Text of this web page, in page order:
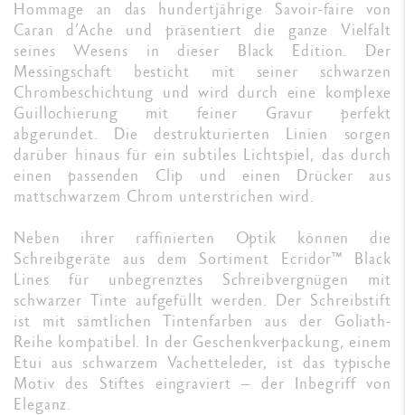
Hommage an das hundertjährige Savoir-faire von
Caran d’Ache und präsentiert die ganze Vielfalt
seines Wesens in dieser Black Edition. Der
Messingschaft besticht mit seiner schwarzen
Chrombeschichtung und wird durch eine komplexe
Guillochierung mit feiner Gravur perfekt
abgerundet. Die destrukturierten Linien sorgen
darüber hinaus für ein subtiles Lichtspiel, das durch
einen passenden Clip und einen Drücker aus
mattschwarzem Chrom unterstrichen wird.
Neben ihrer raffinierten Optik können die
Schreibgeräte aus dem Sortiment Ecridor™ Black
Lines für unbegrenztes Schreibvergnügen mit
schwarzer Tinte aufgefüllt werden. Der Schreibstift
ist mit sämtlichen Tintenfarben aus der Goliath-
Reihe kompatibel. In der Geschenkverpackung, einem
Etui aus schwarzem Vachetteleder, ist das typische
Motiv des Stiftes eingraviert – der Inbegriff von
Eleganz.